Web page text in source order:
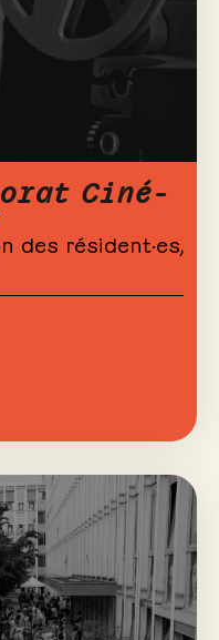
Ciné-
des résident·es,